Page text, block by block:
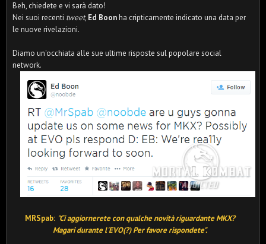
Beh, chiedete e vi sarà dato!
Nei suoi recenti tweet, Ed Boonha cripticamente indicato una data per
le nuove rivelazioni.
Diamo un'occhiata alle sue ultime risposte sul popolare social
network.
MRSpab: "Ci aggiornerete con qualche novità riguardante MKX?
Magari durante l'EVO(?) Per favore rispondete".